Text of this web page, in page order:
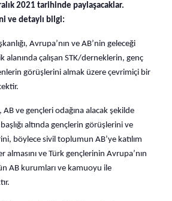
2021 tarihinde paylaşacaklar.
ve detaylı bilgi:
Avrupa’nın ve AB’nin geleceği
alanında çalışan STK/derneklerin, genç
görüşlerini almak üzere çevrimiçi bir
AB ve gençleri odağına alacak şekilde
altında gençlerin görüşlerini ve
böylece sivil toplumun AB’ye katılım
ve Türk gençlerinin Avrupa’nın
AB kurumları ve kamuoyu ile